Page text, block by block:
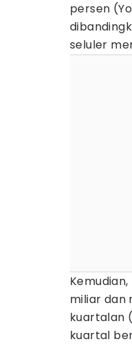
persen
seluler
miliar dan
kuartalan
kuartal